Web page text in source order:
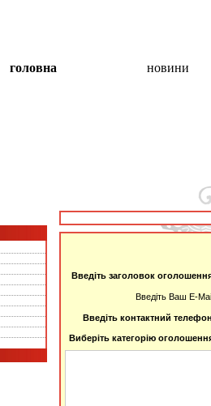
головна новини
Введіть заголовок
Введіть Ваш E-
Введіть контактний
Виберіть категорію